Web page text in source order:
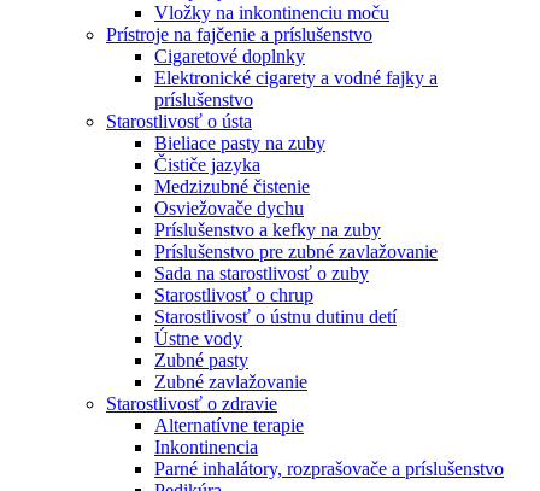
Vložky na inkontinenciu moču
Prístroje na fajčenie a príslušenstvo
Cigaretové doplnky
Elektronické cigarety a vodné fajky a
príslušenstvo
Starostlivosť o ústa
Bieliace pasty na zuby
Čističe jazyka
Medzizubné čistenie
Osviežovače dychu
Príslušenstvo a kefky na zuby
Príslušenstvo pre zubné zavlažovanie
Sada na starostlivosť o zuby
Starostlivosť o chrup
Starostlivosť o ústnu dutinu detí
Ústne vody
Zubné pasty
Zubné zavlažovanie
Starostlivosť o zdravie
Alternatívne terapie
Inkontinencia
Parné inhalátory, rozprašovače a príslušenstvo